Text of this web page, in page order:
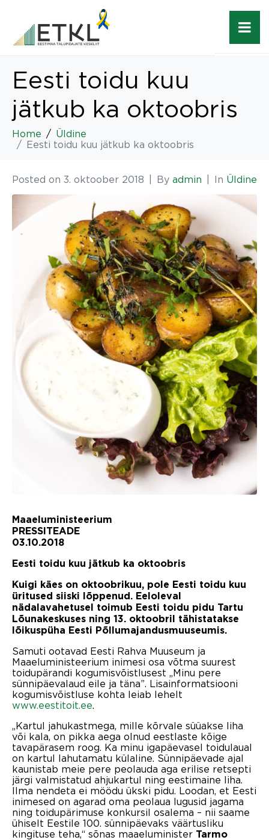
Eesti toidu kuu
jätkub ka oktoobris
Home
Üldine
Eesti toidu kuu jätkub ka oktoobris
Posted on 3. oktoober 2018 By admin In Üldine
Maaeluministeerium
PRESSITEADE
03.10.2018
Eesti toidu kuu jätkub ka oktoobris
Kuigi käes on oktoobrikuu, pole Eesti toidu kuu
üritused siiski lõppenud. Eeloleval
nädalavahetusel toimub Eesti toidu pidu Tartu
Lõunakeskuses ning 13. oktoobril tähistatakse
lõikuspüha Eesti Põllumajandusmuuseumis.
Samuti ootavad Eesti Rahva Muuseum ja
Maaeluministeerium inimesi osa võtma suurest
toidupärandi kogumisvõistlusest „Minu pere
sünnipäevalaud eile ja täna”. Lisainformatsiooni
kogumisvõistluse kohta leiab lehelt
www.eestitoit.ee
„Kartul jahukastmega, mille kõrvale süüakse liha
või kala, on pikka aega olnud eestlaste kõige
tavapärasem roog. Ka minu igapäevasel toidulaual
on kartul lahutamatu külaline. Sünnipäevade ajal
kaunistab meie pere peolauda aga erilise retsepti
järgi valmistatud ahjukartul ning eestimaine liha.
Ilma nendeta ei möödu ükski pidu. Loodan, et Eesti
inimesed on agarad oma peolaua lugusid jagama
ning toidupärimuse konkursil osalema – nii saame
ühiselt Eestile 100. sünnipäevaks väärtusliku
kingituse teha,“ sõnas maaeluminister Tarmo